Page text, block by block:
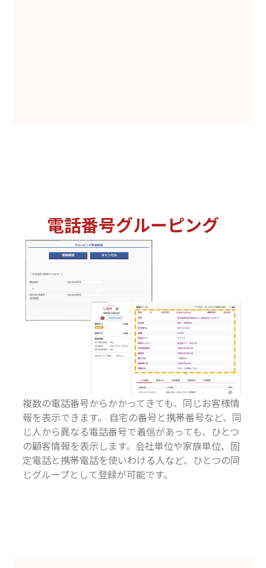
電話番号グルーピング
複数の電話番号からかかってきても、同じお客様情
報を表示できます。 自宅の番号と携帯番号など、同
じ人から異なる電話番号で着信があっても、ひとつ
の顧客情報を表示します。会社単位や家族単位、固
定電話と携帯電話を使いわける人など、ひとつの同
じグループとして登録が可能です。